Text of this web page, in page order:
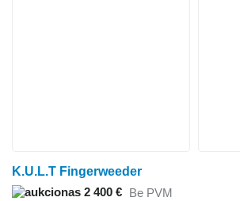
K.U.L.T Fingerweeder
2 400 € Be PVM